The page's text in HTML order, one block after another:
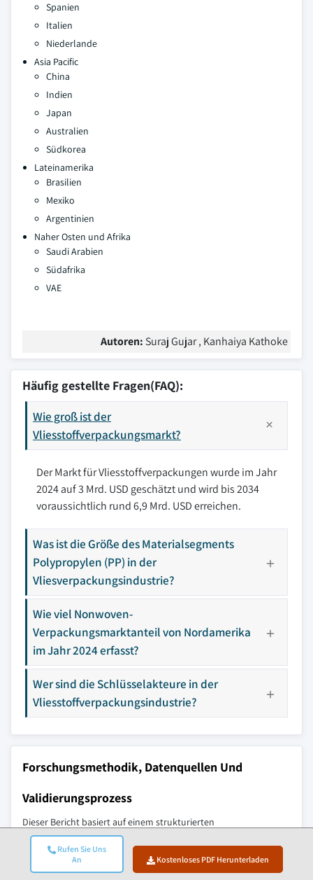
Rufen Sie Uns
An
Kostenloses PDF Herunterladen
Spanien
Italien
Niederlande
Asia Pacific
China
Indien
Japan
Australien
Südkorea
Lateinamerika
Brasilien
Mexiko
Argentinien
Naher Osten und Afrika
Saudi Arabien
Südafrika
VAE
Autoren: Suraj Gujar , Kanhaiya Kathoke
Häufig gestellte Fragen(FAQ):
Wie groß ist der
Vliesstoffverpackungsmarkt?
Der Markt für Vliesstoffverpackungen wurde im Jahr
2024 auf 3 Mrd. USD geschätzt und wird bis 2034
voraussichtlich rund 6,9 Mrd. USD erreichen.
Was ist die Größe des Materialsegments
Polypropylen (PP) in der
Vliesverpackungsindustrie?
Wie viel Nonwoven-
Verpackungsmarktanteil von Nordamerika
im Jahr 2024 erfasst?
Wer sind die Schlüsselakteure in der
Vliesstoffverpackungsindustrie?
Forschungsmethodik, Datenquellen Und
Validierungsprozess
Dieser Bericht basiert auf einem strukturierten
Forschungsprozess, der auf direkten Branchengesprächen,
proprietärer Modellierung und rigoroser Kreuzvalidierung
aufbaut – und nicht nur auf Schreibtischrecherche.